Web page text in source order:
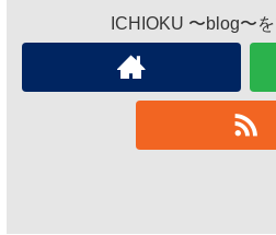
ICHIOKU 〜blog〜